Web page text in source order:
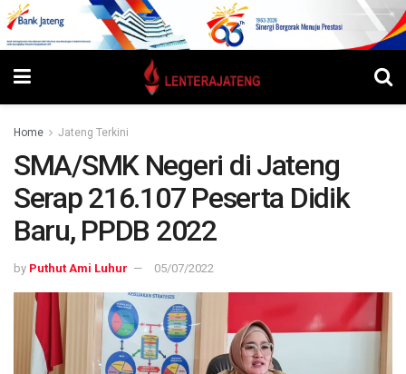
Home Jateng Terkini
SMA/SMK Negeri di Jateng
Serap 216.107 Peserta Didik
Baru, PPDB 2022
by Puthut Ami Luhur 05/07/2022